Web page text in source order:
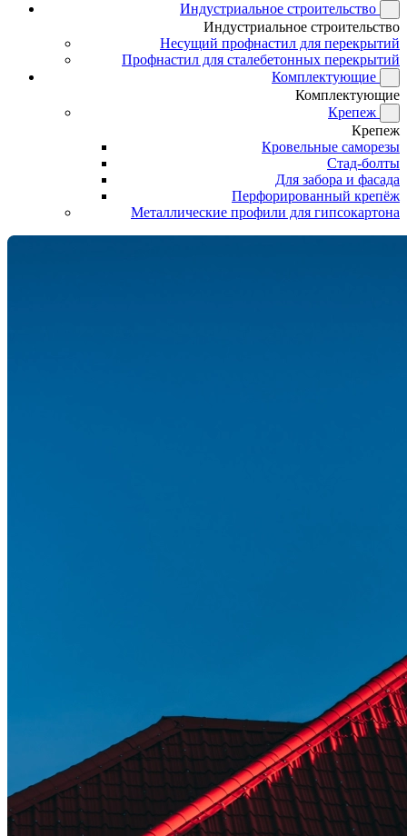
Индустриальное строительство
Индустриальное строительство
Несущий профнастил для перекрытий
Профнастил для сталебетонных перекрытий
Комплектующие
Комплектующие
Крепеж
Крепеж
Кровельные саморезы
Стад-болты
Для забора и фасада
Перфорированный крепёж
Металлические профили для гипсокартона